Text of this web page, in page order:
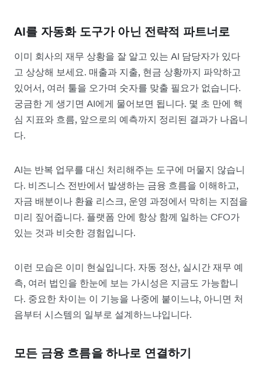
AI를 자동화 도구가 아닌 전략적 파트너로
이미 회사의 재무 상황을 잘 알고 있는 AI 담당자가 있다
고 상상해 보세요. 매출과 지출, 현금 상황까지 파악하고
있어서, 여러 툴을 오가며 숫자를 맞출 필요가 없습니다.
궁금한 게 생기면 AI에게 물어보면 됩니다. 몇 초 만에 핵
심 지표와 흐름, 앞으로의 예측까지 정리된 결과가 나옵니
다.
AI는 반복 업무를 대신 처리해주는 도구에 머물지 않습니
다. 비즈니스 전반에서 발생하는 금융 흐름을 이해하고,
자금 배분이나 환율 리스크, 운영 과정에서 막히는 지점을
미리 짚어줍니다. 플랫폼 안에 항상 함께 일하는 CFO가
있는 것과 비슷한 경험입니다.
이런 모습은 이미 현실입니다. 자동 정산, 실시간 재무 예
측, 여러 법인을 한눈에 보는 가시성은 지금도 가능합니
다. 중요한 차이는 이 기능을 나중에 붙이느냐, 아니면 처
음부터 시스템의 일부로 설계하느냐입니다.
모든 금융 흐름을 하나로 연결하기